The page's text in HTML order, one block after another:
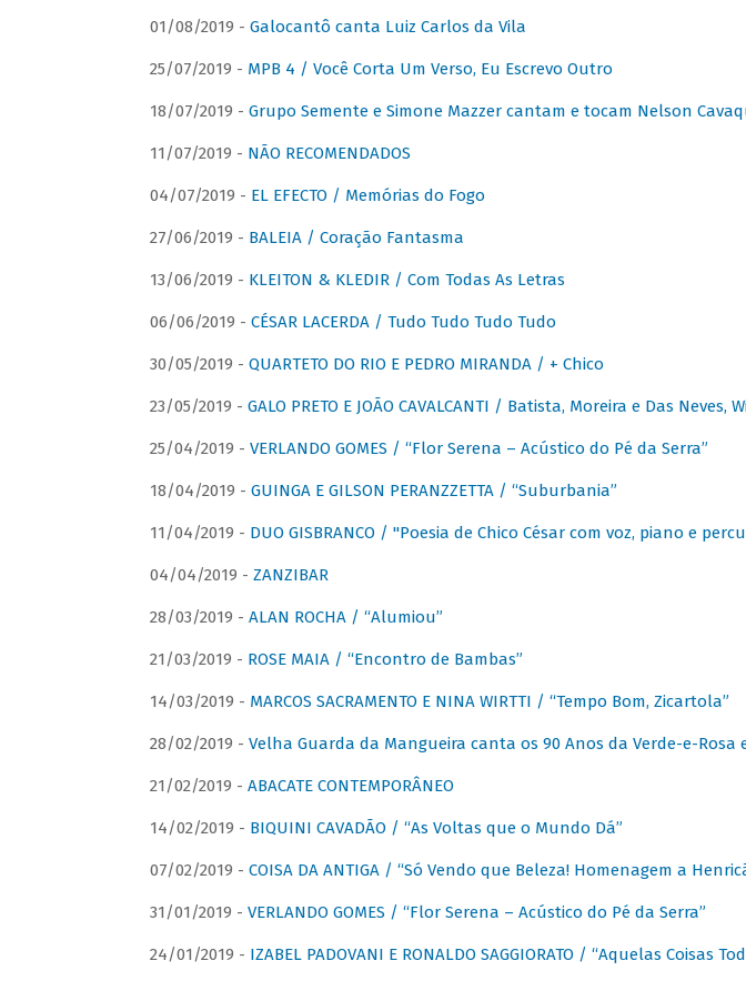
01/08/2019 - Galocantô canta Luiz Carlos da Vila
25/07/2019 - MPB 4 / Você Corta Um Verso, Eu Escrevo Outro
18/07/2019 - Grupo Semente e Simone Mazzer cantam e tocam Nelson
11/07/2019 - NÃO RECOMENDADOS
04/07/2019 - EL EFECTO / Memórias do Fogo
27/06/2019 - BALEIA / Coração Fantasma
13/06/2019 - KLEITON & KLEDIR / Com Todas As Letras
06/06/2019 - CÉSAR LACERDA / Tudo Tudo Tudo Tudo
30/05/2019 - QUARTETO DO RIO E PEDRO MIRANDA / + Chico
23/05/2019 - GALO PRETO E JOÃO CAVALCANTI / Batista, Moreira e Das Neves,
25/04/2019 - VERLANDO GOMES / “Flor Serena – Acústico do Pé da Serra”
18/04/2019 - GUINGA E GILSON PERANZZETTA / “Suburbania”
11/04/2019 - DUO GISBRANCO / "Poesia de Chico César com voz, piano e
04/04/2019 - ZANZIBAR
28/03/2019 - ALAN ROCHA / “Alumiou”
21/03/2019 - ROSE MAIA / “Encontro de Bambas”
14/03/2019 - MARCOS SACRAMENTO E NINA WIRTTI / “Tempo Bom, Zicartola”
28/02/2019 - Velha Guarda da Mangueira canta os 90 Anos da Verde-e-Rosa
21/02/2019 - ABACATE CONTEMPORÂNEO
14/02/2019 - BIQUINI CAVADÃO / “As Voltas que o Mundo Dá”
07/02/2019 - COISA DA ANTIGA / “Só Vendo que Beleza! Homenagem a
31/01/2019 - VERLANDO GOMES / “Flor Serena – Acústico do Pé da Serra”
24/01/2019 - IZABEL PADOVANI E RONALDO SAGGIORATO / “Aquelas Coisas